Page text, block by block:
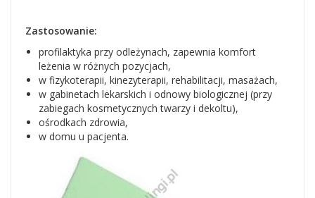
Zastosowanie:
profilaktyka przy odleżynach, zapewnia komfort
leżenia w różnych pozycjach,
w fizykoterapii, kinezyterapii, rehabilitacji, masażach,
w gabinetach lekarskich i odnowy biologicznej (przy
zabiegach kosmetycznych twarzy i dekoltu),
ośrodkach zdrowia,
w domu u pacjenta.